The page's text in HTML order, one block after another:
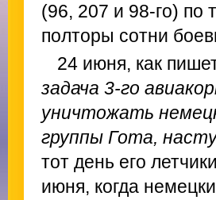
(96, 207 и 98-го) по
полторы сотни
24 июня, как
задача 3-го
уничтожать
группы Гота,
тот день его
июня, когда